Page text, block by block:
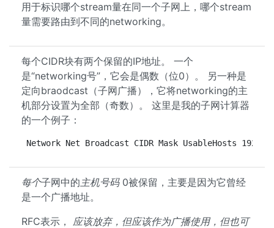
用于标识哪个stream量在同一个子网上，哪个stream
量需要路由到不同的networking。
每个CIDR块有两个保留的IP地址。 一个
是“networking号”，它会是偶数（位0）。 另一种是
定向braodcast（子网广播），它将networking的主
机部分设置为全部（奇数）。 这里是我的子网计算器
的一个例子：
Network Net Broadcast CIDR Mask UsableHosts
每个子网中的 主机号码0被保留，主要是因为它曾经
是一个广播地址。
RFC表示， 应该放弃，但应该作为广播使用，但也可